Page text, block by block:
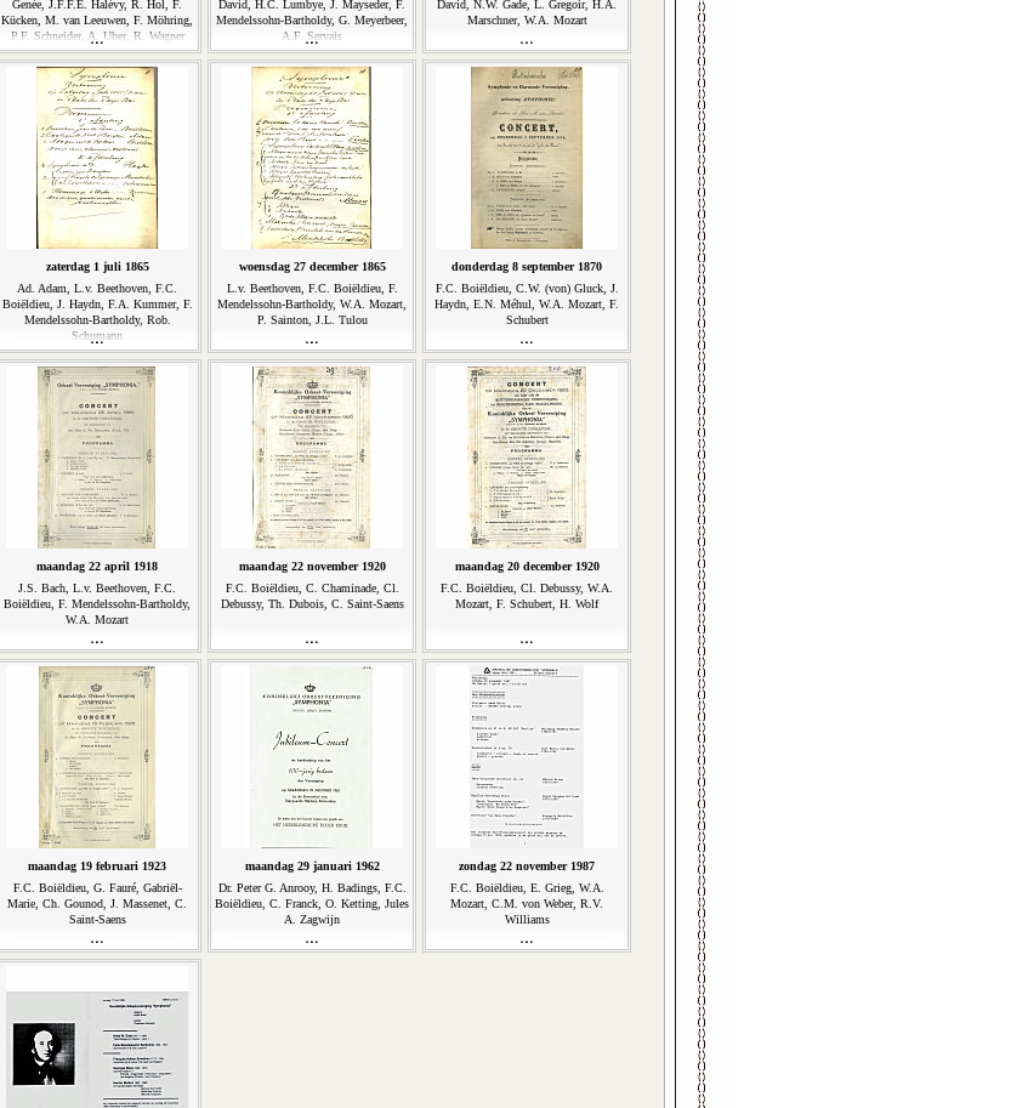
Genée, J.F.F.E. Halévy, R. Hol, F.
Kücken, M. van Leeuwen, F. Möhring,
P.F. Schneider, A. Uber, R. Wagner
David, H.C. Lumbye, J. Mayseder, F.
Mendelssohn-Bartholdy, G. Meyerbeer,
A.F. Servais
David, N.W. Gade, L. Gregoir, H.A.
Marschner, W.A. Mozart
zaterdag 1 juli 1865
Ad. Adam, L.v. Beethoven, F.C.
Boiëldieu, J. Haydn, F.A. Kummer, F.
Mendelssohn-Bartholdy, Rob.
Schumann
woensdag 27 december 1865
L.v. Beethoven, F.C. Boiëldieu, F.
Mendelssohn-Bartholdy, W.A. Mozart,
P. Sainton, J.L. Tulou
donderdag 8 september 1870
F.C. Boiëldieu, C.W. (von) Gluck, J.
Haydn, E.N. Méhul, W.A. Mozart, F.
Schubert
maandag 22 april 1918
J.S. Bach, L.v. Beethoven, F.C.
Boiëldieu, F. Mendelssohn-Bartholdy,
W.A. Mozart
maandag 22 november 1920
F.C. Boiëldieu, C. Chaminade, Cl.
Debussy, Th. Dubois, C. Saint-Saens
maandag 20 december 1920
F.C. Boiëldieu, Cl. Debussy, W.A.
Mozart, F. Schubert, H. Wolf
maandag 19 februari 1923
F.C. Boiëldieu, G. Fauré, Gabriël-
Marie, Ch. Gounod, J. Massenet, C.
Saint-Saens
maandag 29 januari 1962
Dr. Peter G. Anrooy, H. Badings, F.C.
Boiëldieu, C. Franck, O. Ketting, Jules
A. Zagwijn
zondag 22 november 1987
F.C. Boiëldieu, E. Grieg, W.A.
Mozart, C.M. von Weber, R.V.
Williams